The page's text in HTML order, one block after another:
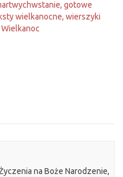
gotowe
wielkanocne, wierszyki
Wielkanoc
na Boże Narodzenie,